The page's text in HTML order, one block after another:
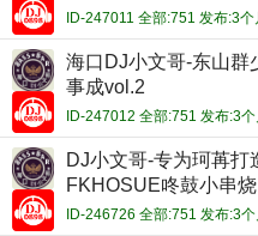
ID-247011 全部:751 发布:3个
海口DJ小文哥-东山群
事成vol.2
ID-247012 全部:751 发布:3
DJ小文哥-专为珂苒打
FKHOSUE咚鼓小串烧
ID-246726 全部:751 发布:3